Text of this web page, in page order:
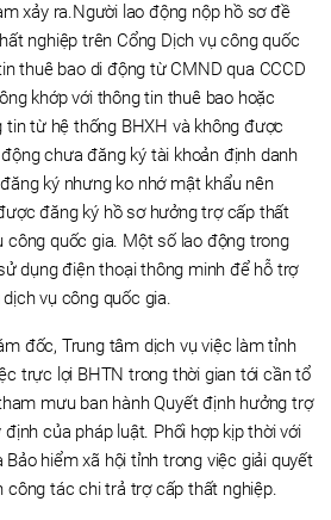
xảy ra.Người lao động nộp hồ sơ đề
nghiệp trên Cổng Dịch vụ công quốc
thuê bao di động từ CMND qua CCCD
khớp với thông tin thuê bao hoặc
tin từ hệ thống BHXH và không được
chưa đăng ký tài khoản định danh
ký nhưng ko nhớ mật khẩu nên
đăng ký hồ sơ hưởng trợ cấp thất
công quốc gia. Một số lao động trong
dụng điện thoại thông minh để hỗ trợ
vụ công quốc gia.
đốc, Trung tâm dịch vụ việc làm tỉnh
trực lợi BHTN trong thời gian tới cần tổ
mưu ban hành Quyết định hưởng trợ
của pháp luật. Phối hợp kịp thời với
hiểm xã hội tỉnh trong việc giải quyết
công tác chi trả trợ cấp thất nghiệp.